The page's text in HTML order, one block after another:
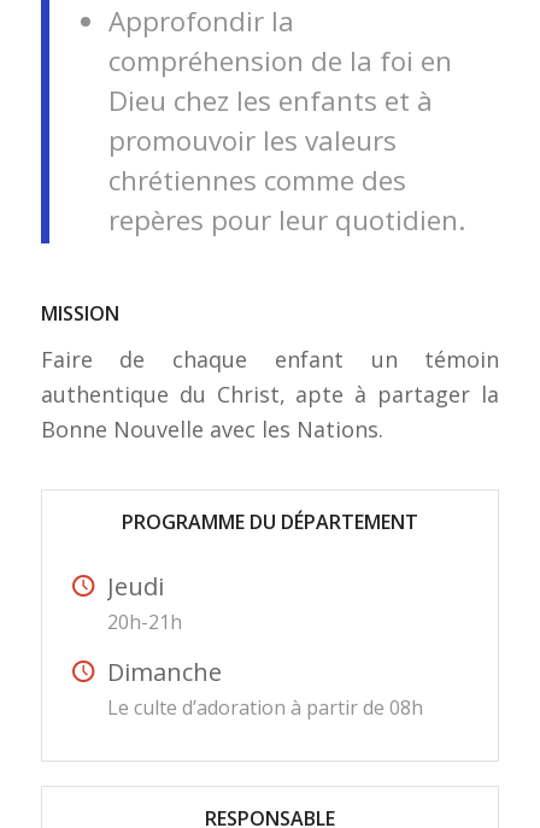
Approfondir la
compréhension de la foi en
Dieu chez les enfants et à
promouvoir les valeurs
chrétiennes comme des
repères pour leur quotidien.
MISSION
Faire de chaque enfant un témoin
authentique du Christ, apte à partager la
Bonne Nouvelle avec les Nations.
PROGRAMME DU DÉPARTEMENT
Jeudi
20h-21h
Dimanche
Le culte d’adoration à partir de 08h
RESPONSABLE